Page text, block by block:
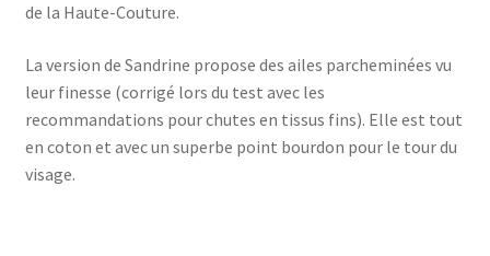
de la Haute-Couture.
La version de Sandrine propose des ailes parcheminées vu
leur finesse (corrigé lors du test avec les
recommandations pour chutes en tissus fins). Elle est tout
en coton et avec un superbe point bourdon pour le tour du
visage.